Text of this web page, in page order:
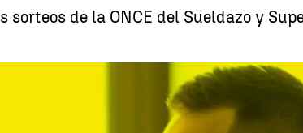
de la ONCE del Sueldazo y